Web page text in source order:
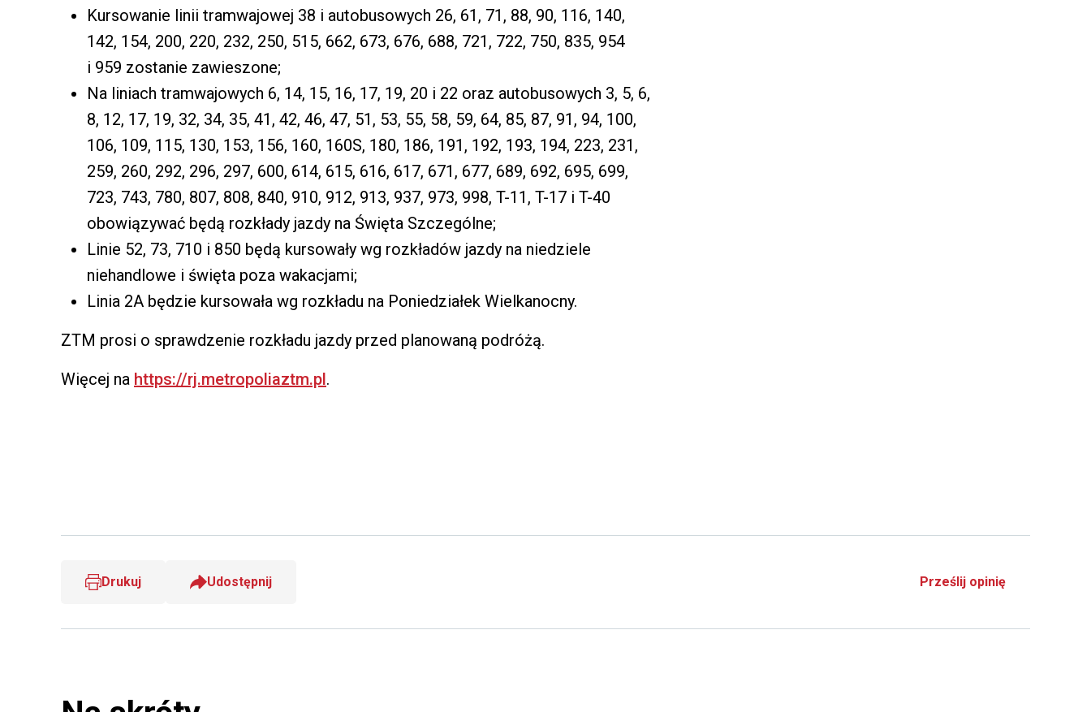
Kursowanie linii tramwajowej 38 i autobusowych 26, 61, 71, 88, 90, 116, 140,
142, 154, 200, 220, 232, 250, 515, 662, 673, 676, 688, 721, 722, 750, 835, 954
i 959 zostanie zawieszone;
Na liniach tramwajowych 6, 14, 15, 16, 17, 19, 20 i 22 oraz autobusowych 3, 5, 6,
8, 12, 17, 19, 32, 34, 35, 41, 42, 46, 47, 51, 53, 55, 58, 59, 64, 85, 87, 91, 94, 100,
106, 109, 115, 130, 153, 156, 160, 160S, 180, 186, 191, 192, 193, 194, 223, 231,
259, 260, 292, 296, 297, 600, 614, 615, 616, 617, 671, 677, 689, 692, 695, 699,
723, 743, 780, 807, 808, 840, 910, 912, 913, 937, 973, 998, T-11, T-17 i T-40
obowiązywać będą rozkłady jazdy na Święta Szczególne;
Linie 52, 73, 710 i 850 będą kursowały wg rozkładów jazdy na niedziele
niehandlowe i święta poza wakacjami;
Linia 2A będzie kursowała wg rozkładu na Poniedziałek Wielkanocny.
ZTM prosi o sprawdzenie rozkładu jazdy przed planowaną podróżą.
Więcej na https://rj.metropoliaztm.pl.
Drukuj Udostępnij Prześlij opinię